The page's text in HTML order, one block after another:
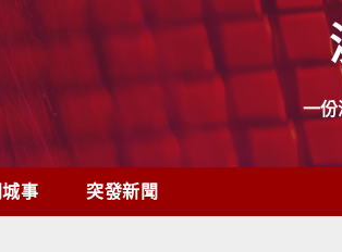
一
事 突發新聞